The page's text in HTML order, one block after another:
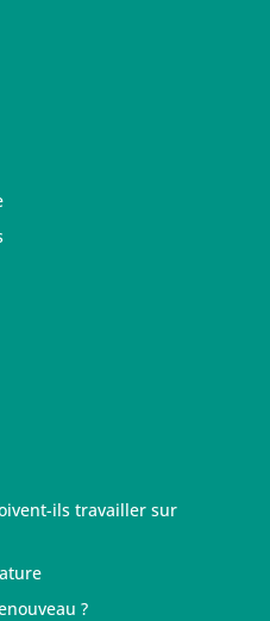
ils travailler sur
?